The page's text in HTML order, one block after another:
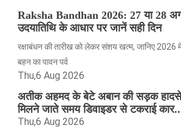
Raksha Bandhan 2026: 27 या 28
उदयातिथि के आधार पर जानें सही दिन
रक्षाबंधन की तारीख को लेकर संशय खत्म, जानिए 2026
बहन का पावन पर्व
Thu,6 Aug 2026
अतीक अहमद के बेटे अबान की सड़क
मिलने जाते समय डिवाइडर से टकराई
Thu,6 Aug 2026